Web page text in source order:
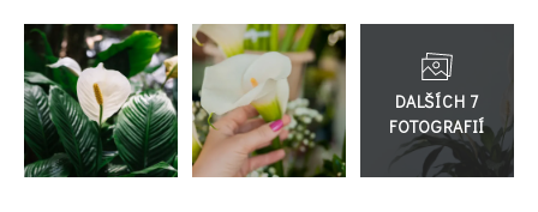
do
galerie